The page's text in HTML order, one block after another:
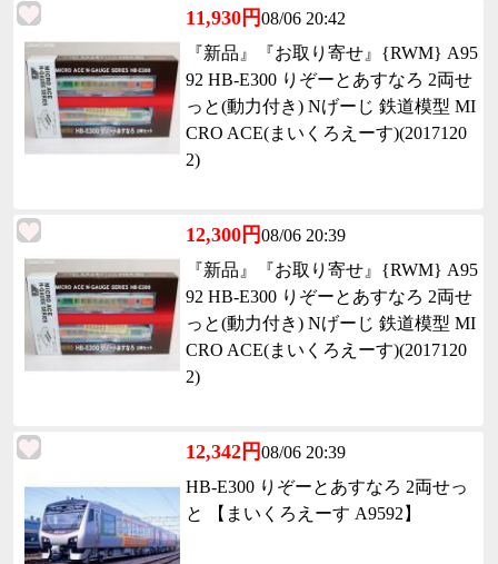
11,930円08/06 20:42
『新品』『お取り寄せ』{RWM} A95
92 HB-E300 りぞーとあすなろ 2両せ
っと(動力付き) Nげーじ 鉄道模型 MI
CRO ACE(まいくろえーす)(2017120
2)
12,300円08/06 20:39
『新品』『お取り寄せ』{RWM} A95
92 HB-E300 りぞーとあすなろ 2両せ
っと(動力付き) Nげーじ 鉄道模型 MI
CRO ACE(まいくろえーす)(2017120
2)
12,342円08/06 20:39
HB-E300 りぞーとあすなろ 2両せっ
と 【まいくろえーす A9592】